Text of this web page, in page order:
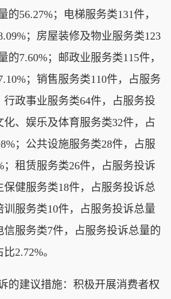
的56.27%；电梯服务类131件，
；房屋装修及物业服务类123
的7.60%；邮政业服务类115件，
；销售服务类110件，占服务
行政事业服务类64件，占服务投
化、娱乐及体育服务类32件，占
；公共设施服务类28件，占服
；租赁服务类26件，占服务投诉
保健服务类18件，占服务投诉总
训服务类10件，占服务投诉总量
信服务类7件，占服务投诉总量的
2.72%。
建议措施：积极开展消费者权